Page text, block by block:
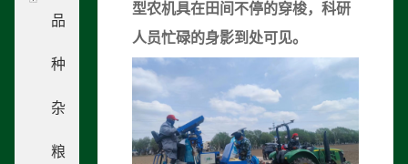
品
种
杂
粮
型农机具在田间不停的穿梭，科研
人员忙碌的身影到处可见。